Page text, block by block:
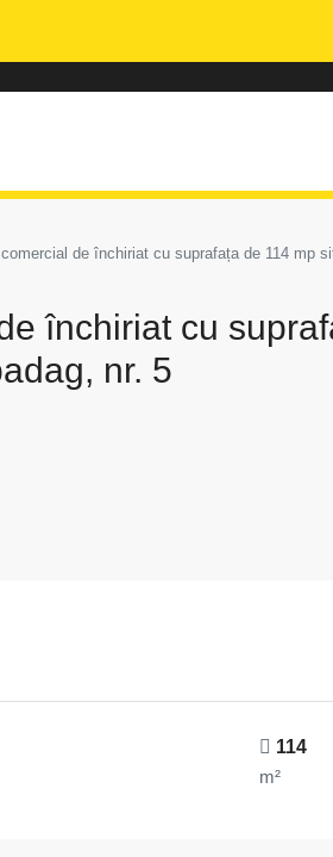
de închiriat cu suprafața de 114 mp
închiriat cu
nr. 5
114
m²